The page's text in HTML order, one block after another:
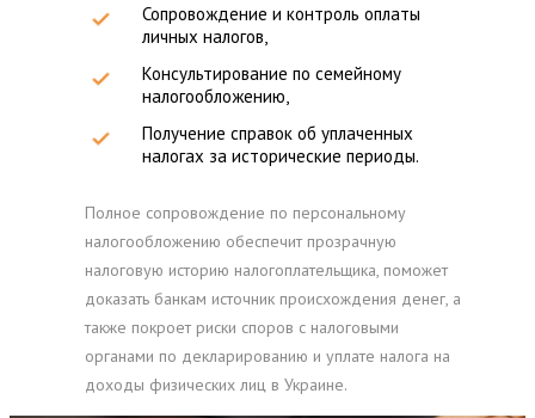
Сопровождение и контроль оплаты
личных налогов,
Консультирование по семейному
налогообложению,
Получение справок об уплаченных
налогах за исторические периоды.
Полное сопровождение по персональному
налогообложению обеспечит прозрачную
налоговую историю налогоплательщика, поможет
доказать банкам источник происхождения денег, а
также покроет риски споров с налоговыми
органами по декларированию и уплате налога на
доходы физических лиц в Украине.